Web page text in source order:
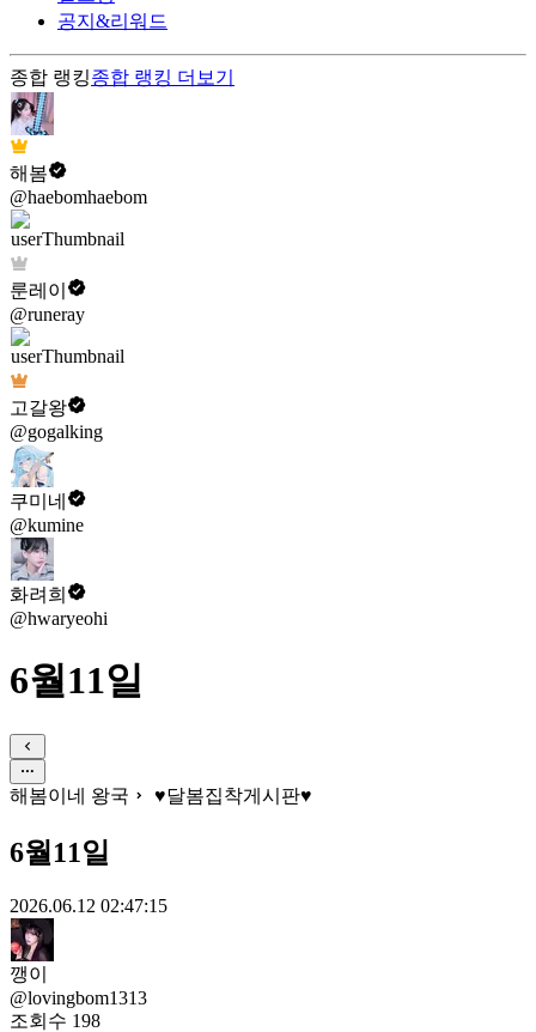
공지&리워드
종합 랭킹종합 랭킹 더보기
해봄
@haebomhaebom
룬레이
@runeray
고갈왕
@gogalking
쿠미네
@kumine
화려희
@hwaryeohi
6월11일
해봄이네 왕국 ♥달봄집착게시판♥
6월11일
2026.06.12 02:47:15
깽이
@lovingbom1313
조회수 198